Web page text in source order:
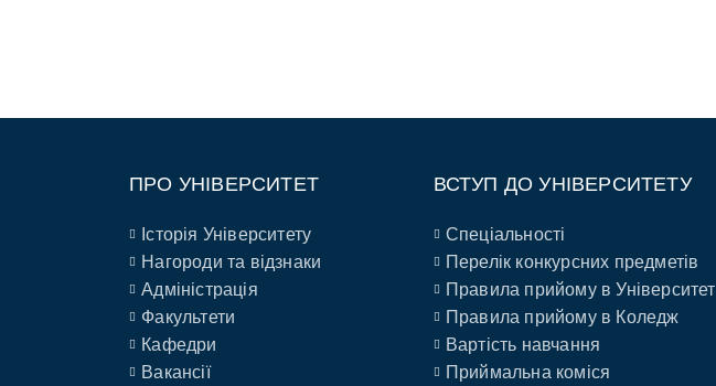
ПРО УНІВЕРСИТЕТ
Історія Університету
Нагороди та відзнаки
Адміністрація
Факультети
Кафедри
Вакансії
ВСТУП ДО УНІВЕРСИТЕТУ
Спеціальності
Перелік конкурсних предметів
Правила прийому в Університет
Правила прийому в Коледж
Вартість навчання
Приймальна коміся